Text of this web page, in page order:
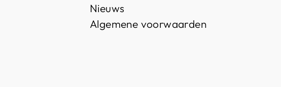
Nieuws
Algemene voorwaarden